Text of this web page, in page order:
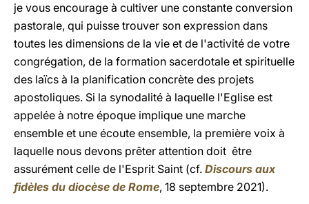
je vous encourage à cultiver une constante conversion
pastorale, qui puisse trouver son expression dans
toutes les dimensions de la vie et de l'activité de votre
congrégation, de la formation sacerdotale et spirituelle
des laïcs à la planification concrète des projets
apostoliques. Si la synodalité à laquelle l'Eglise est
appelée à notre époque implique une marche
ensemble et une écoute ensemble, la première voix à
laquelle nous devons prêter attention doit être
assurément celle de l'Esprit Saint (cf. Discours aux
fidèles du diocèse de Rome, 18 septembre 2021).